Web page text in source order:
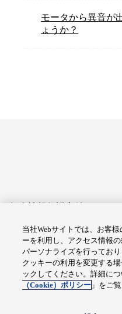
モータから異音が
ょうか？
アクセシビリティへの対応
総合サイトマップ
© Fuji
当社Webサイトでは、お客
ーを利用し、アクセス情報
パーソナライズを行ってお
クッキーの利用を変更する
ックしてください。詳細に
（Cookie）ポリシー 」をご